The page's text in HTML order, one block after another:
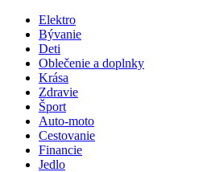
Skip
content
Primary
Menu
Elektro
Bývanie
Deti
Oblečenie a doplnky
Krása
Zdravie
Šport
Auto-moto
Cestovanie
Financie
Jedlo